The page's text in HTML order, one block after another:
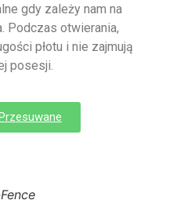
gdy zależy nam na
Podczas otwierania,
płotu i nie zajmują
posesji.